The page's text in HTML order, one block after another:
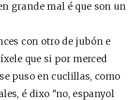
grande mal é que son un
con otro de jubón e
que si por merced
puso en cuclillas, como
é dixo "no, espanyol